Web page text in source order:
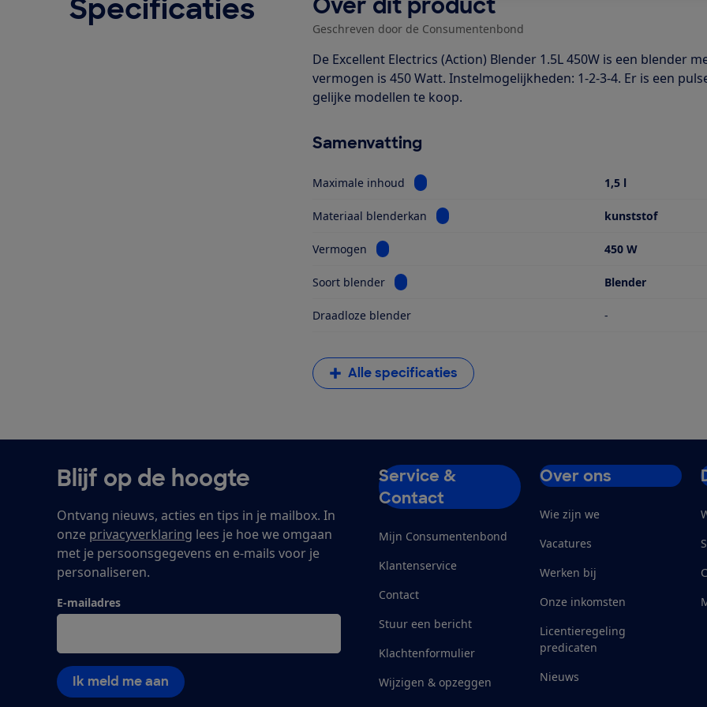
Specificaties
Geschreven door de Consumentenbond
De Excellent Electrics (Action) Blender 1.5L 450W is een blender
vermogen is 450 Watt. Instelmogelijkheden: 1-2-3-4. Er is een
gelijke modellen te koop.
Samenvatting
Maximale inhoud Bekijk informatie voor Maximale inhoud
1,5 l
Materiaal blenderkan Bekijk informatie voor Materiaal blenderkan
kunststof
Vermogen Bekijk informatie voor Vermogen 450 W
Soort blender Bekijk informatie voor Soort blender Blender
Draadloze blender -
Alle specificaties
Blijf op de hoogte
Ontvang nieuws, acties en tips in je mailbox. In
onze privacyverklaring lees je hoe we omgaan
met je persoonsgegevens en e-mails voor je
personaliseren.
E-mailadres
Ik meld me aan
Service &
Contact
Mijn Consumentenbond
Klantenservice
Contact
Stuur een bericht
Klachtenformulier
Wijzigen & opzeggen
Over ons
Wie zijn we
Vacatures
Werken bij
Onze inkomsten
Licentieregeling
predicaten
Nieuws